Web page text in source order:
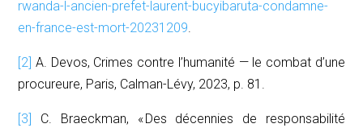
rwanda-l-ancien-prefet-laurent-bucyibaruta-condamne-
en-france-est-mort-20231209.
[2] A. Devos, Crimes contre l’humanité — le combat d’une
procureure, Paris, Calman-Lévy, 2023, p. 81.
[3]
C. Braeckman, « Des décennies de responsabilité